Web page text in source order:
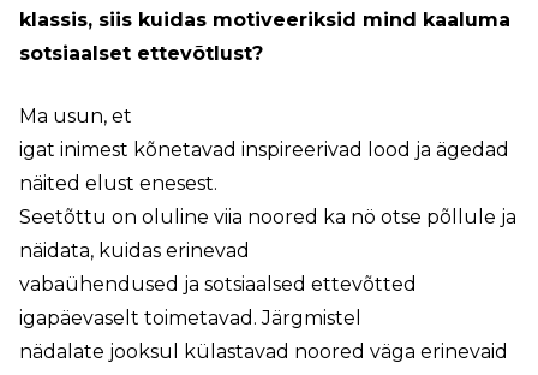
klassis, siis kuidas motiveeriksid mind kaaluma
sotsiaalset ettevõtlust?
Ma usun, et
igat inimest kõnetavad inspireerivad lood ja ägedad
näited elust enesest.
Seetõttu on oluline viia noored ka nö otse põllule ja
näidata, kuidas erinevad
vabaühendused ja sotsiaalsed ettevõtted
igapäevaselt toimetavad. Järgmistel
nädalate jooksul külastavad noored väga erinevaid